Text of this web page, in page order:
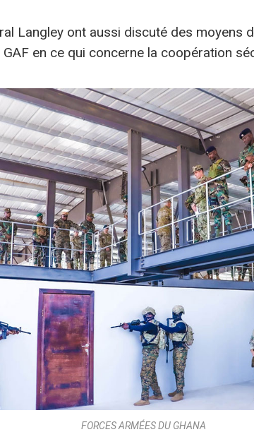
Langley ont aussi discuté des moyens
GAF en ce qui concerne la coopération
FORCES ARMÉES DU GHANA